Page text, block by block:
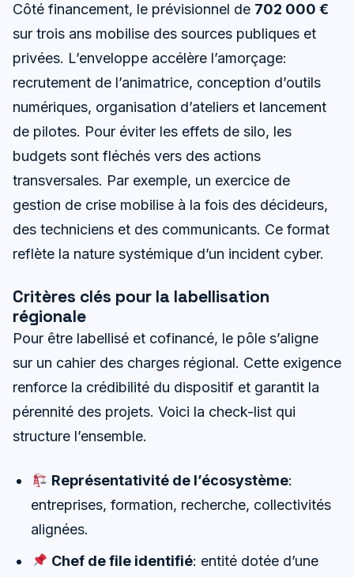
Côté financement, le prévisionnel de 702 000 €
sur trois ans mobilise des sources publiques et
privées. L’enveloppe accélère l’amorçage:
recrutement de l’animatrice, conception d’outils
numériques, organisation d’ateliers et lancement
de pilotes. Pour éviter les effets de silo, les
budgets sont fléchés vers des actions
transversales. Par exemple, un exercice de
gestion de crise mobilise à la fois des décideurs,
des techniciens et des communicants. Ce format
reflète la nature systémique d’un incident cyber.
Critères clés pour la labellisation
régionale
Pour être labellisé et cofinancé, le pôle s’aligne
sur un cahier des charges régional. Cette exigence
renforce la crédibilité du dispositif et garantit la
pérennité des projets. Voici la check-list qui
structure l’ensemble.
Représentativité de l’écosystème:
entreprises, formation, recherche, collectivités
alignées.
Chef de file identifié: entité dotée d’une